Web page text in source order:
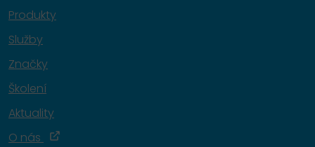
Produkty
Služby
Značky
Školení
Aktuality
O nás